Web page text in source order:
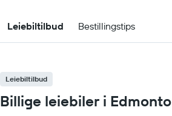
Leiebiltilbud Bestillingstips
Leiebiltilbud
Billige leiebiler i